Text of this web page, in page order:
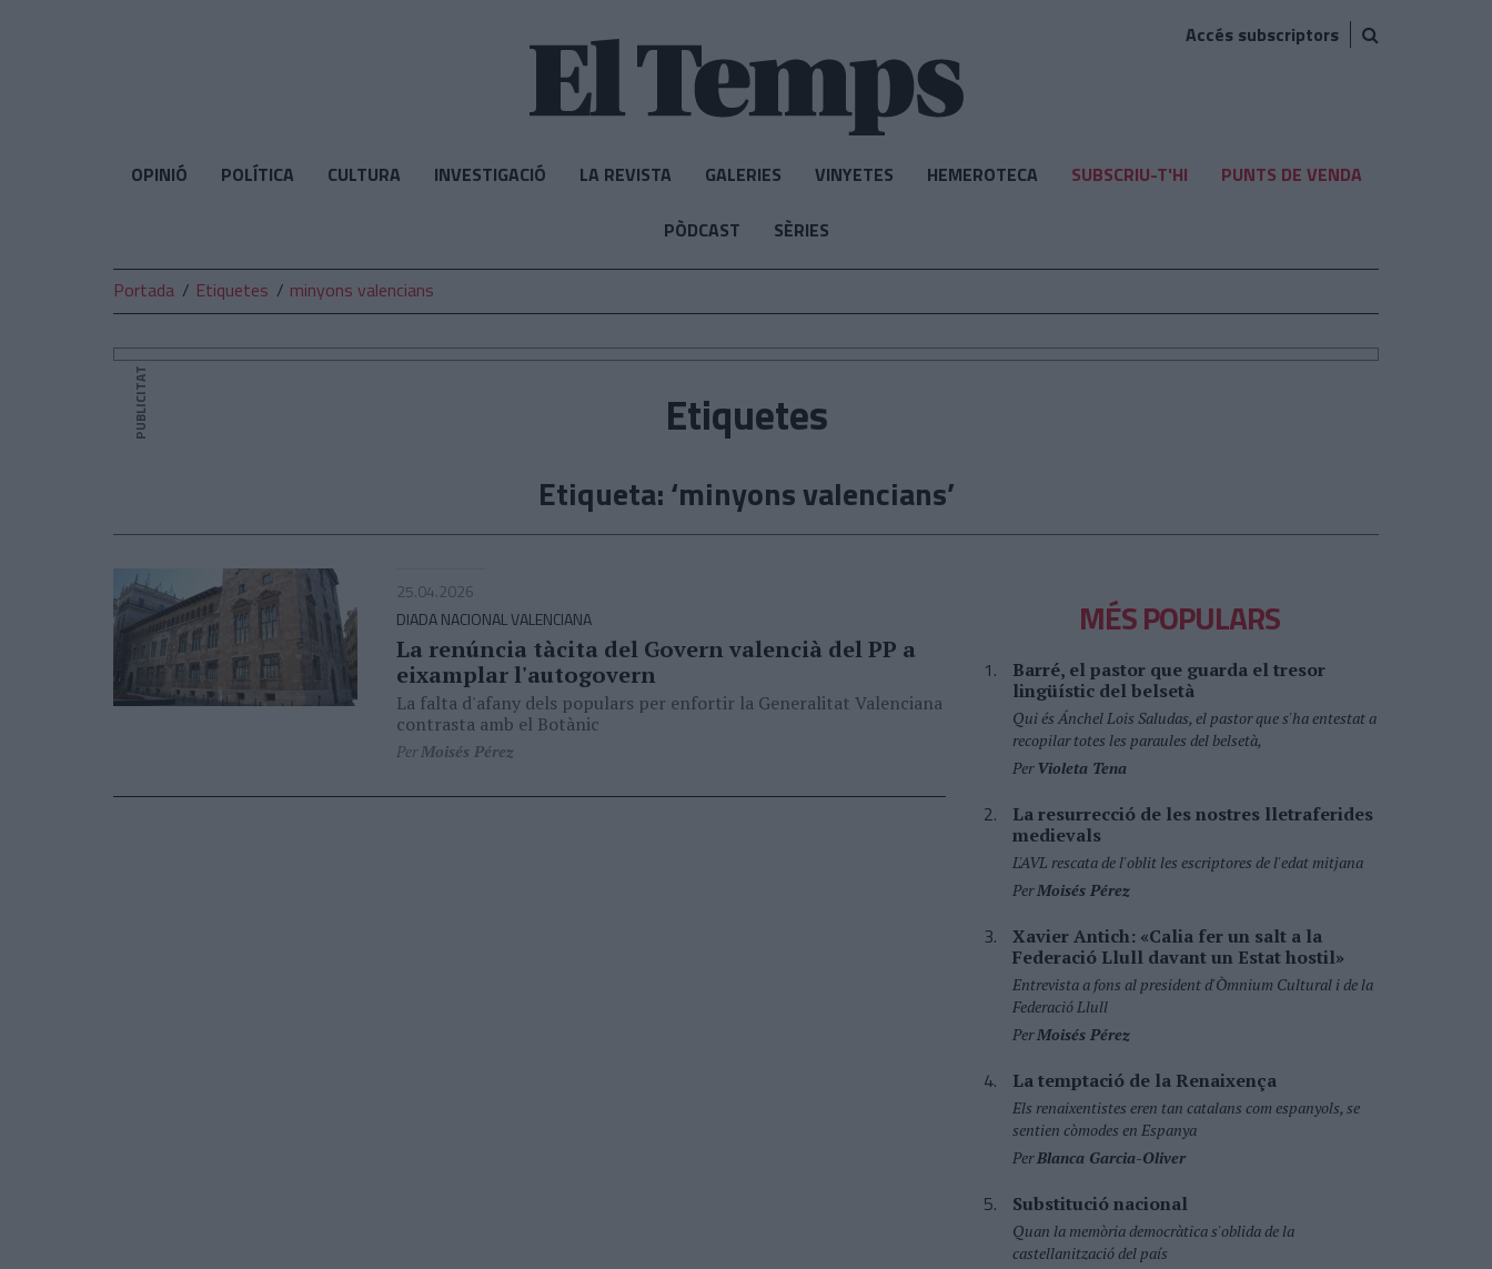
Accés subscriptors
OPINIÓ POLÍTICA CULTURA INVESTIGACIÓ LA REVISTA GALERIES VINYETES HEMEROTECA SUBSCRIU-T'HI PUNTS DE VENDA
PÒDCAST SÈRIES
Portada Etiquetes minyons valencians
PUBLICITAT Etiquetes
Etiqueta: ‘minyons valencians’
25.04.2026
DIADA NACIONAL VALENCIANA
La renúncia tàcita del Govern valencià del PP a
eixamplar l'autogovern
La falta d'afany dels populars per enfortir la Generalitat Valenciana
contrasta amb el Botànic
PerMoisés Pérez
MÉS POPULARS
Barré, el pastor que guarda el tresor
lingüístic del belsetà
Qui és Ánchel Lois Saludas, el pastor que s'ha entestat a
recopilar totes les paraules del belsetà,
PerVioleta Tena
La resurrecció de les nostres lletraferides
medievals
L'AVL rescata de l'oblit les escriptores de l'edat mitjana
PerMoisés Pérez
Xavier Antich: «Calia fer un salt a la
Federació Llull davant un Estat hostil»
Entrevista a fons al president d'Òmnium Cultural i de la
Federació Llull
PerMoisés Pérez
La temptació de la Renaixença
Els renaixentistes eren tan catalans com espanyols, se
sentien còmodes en Espanya
PerBlanca Garcia-Oliver
Substitució nacional
Quan la memòria democràtica s'oblida de la
castellanització del país